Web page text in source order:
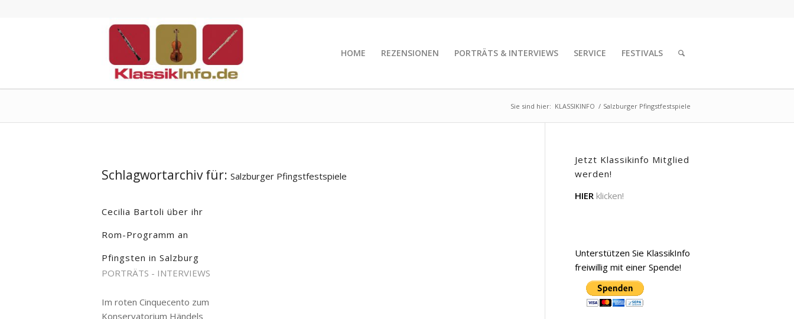
HOME REZENSIONEN PORTRÄTS & INTERVIEWS SERVICE FESTIVALS
Sie sind hier: KLASSIKINFO / Salzburger Pfingstfestspiele
Schlagwortarchiv für: Salzburger Pfingstfestspiele
Cecilia Bartoli über ihr
Rom-Programm an
Pfingsten in Salzburg
PORTRÄTS - INTERVIEWS
Im roten Cinquecento zum
Konservatorium Händels
Jetzt Klassikinfo Mitglied
werden!
HIER klicken!
Unterstützen Sie KlassikInfo
freiwillig mit einer Spende!